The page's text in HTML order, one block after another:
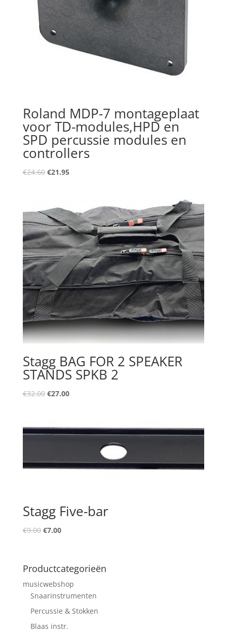
Roland MDP-7 montageplaat
voor TD-modules,HPD en
SPD percussie modules en
controllers
€24.60 Oorspronkelijke
€24.60.
€21.95Huidige
€21.95.
Stagg BAG FOR 2 SPEAKER
STANDS SPKB 2
€32.00 Oorspronkelijke
€32.00.
€27.00Huidige
€27.00.
Stagg Five-bar
€9.00 Oorspronkelijke
€9.00.
€7.00Huidige
€7.00.
Productcategorieën
musicwebshop
Snaarinstrumenten
Percussie & Stokken
Blaas instr.